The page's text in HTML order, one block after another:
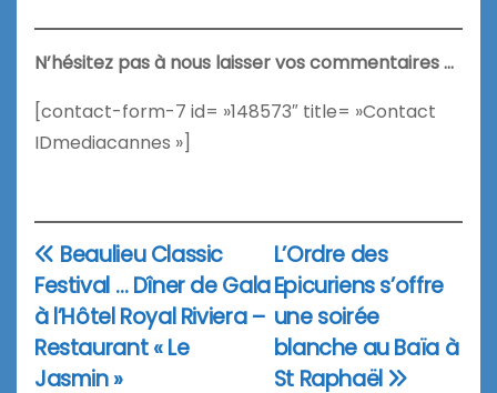
N’hésitez pas à nous laisser vos commentaires …
[contact-form-7 id= »148573″ title= »Contact
IDmediacannes »]
Navigation
de
l’article
L’Ordre des
Epicuriens s’offre
une soirée
blanche au Baïa à
St Raphaël
Beaulieu Classic
Festival … Dîner de Gala
à l’Hôtel Royal Riviera –
Restaurant « Le
Jasmin »